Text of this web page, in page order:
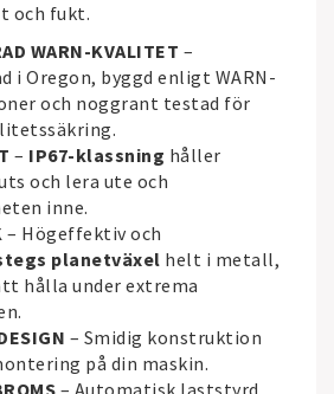
och fukt.
WARN-KVALITET –
i Oregon, byggd enligt WARN-
och noggrant testad för
– IP67-klassning håller
och lera ute och
inne.
– Högeffektiv och
planetväxel helt i metall,
hålla under extrema
– Smidig konstruktion
på din maskin.
– Automatisk laststyrd